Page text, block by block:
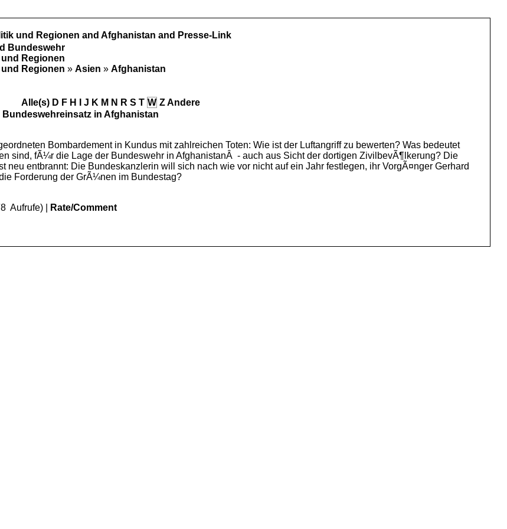
und Regionen and Afghanistan and Presse-Link
Bundeswehr
Regionen
Regionen » Asien » Afghanistan
Alle(s) D F H J K M N R S T W Z Andere
in Afghanistan
Bombardement in Kundus mit zahlreichen Toten: Wie ist der Luftangriff zu bewerten? Was bedeutet
sind, fÃ¼r die Lage der Bundeswehr in AfghanistanÂ - auch aus Sicht der dortigen ZivilbevÃ¶lkerung? Die
entbrannt: Die Bundeskanzlerin will sich nach wie vor nicht auf ein Jahr festlegen, ihr VorgÃ¤nger Gerhard
Forderung der GrÃ¼nen im Bundestag?
Aufrufe) | Rate/Comment